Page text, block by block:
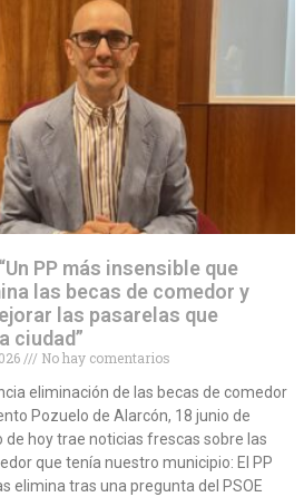
PP más insensible que
las becas de comedor y
las pasarelas que
ciudad”
No hay comentarios
eliminación de las becas de comedor
Pozuelo de Alarcón, 18 junio de
de hoy trae noticias frescas sobre las
que tenía nuestro municipio: El PP
elimina tras una pregunta del PSOE